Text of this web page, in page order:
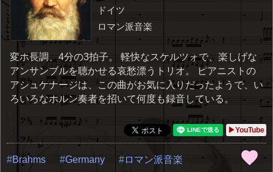
ドイツ
ロマン派音楽
変ホ長調、4分の3拍子。 軽快なスケルツォで、楽しげな
アンサンブルを聴かせる哀愁漂うトリオ。 ピアニストの
アシュケナージは、この曲がお気に入りだったようで、い
ろいろなホルン奏者を招いて何度も録音している。
▶YouTube
Brahms Germany ロマン派音楽